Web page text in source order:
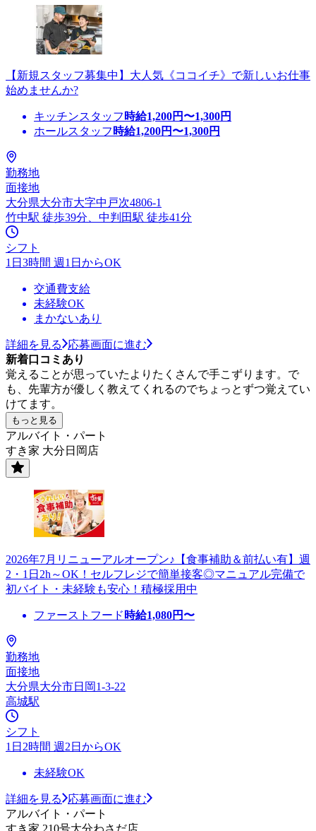
【新規スタッフ募集中】大人気《ココイチ》で新しいお仕事
始めませんか?
キッチンスタッフ 時給1,200円〜1,300円
ホールスタッフ 時給1,200円〜1,300円
勤務地
面接地
大分県大分市大字中戸次4806-1
竹中駅 徒歩39分、中判田駅 徒歩41分
シフト
1日3時間 週1日からOK
交通費支給
未経験OK
まかないあり
詳細を見る
応募画面に進む
新着口コミあり
覚えることが思っていたよりたくさんで手こずります。で
も、先輩方が優しく教えてくれるのでちょっとずつ覚えてい
けてます。
もっと見る
アルバイト・パート
すき家 大分日岡店
2026年7月リニューアルオープン♪【食事補助＆前払い有】週
2・1日2h～OK！セルフレジで簡単接客◎マニュアル完備で
初バイト・未経験も安心！積極採用中
ファーストフード 時給1,080円〜
勤務地
面接地
大分県大分市日岡1-3-22
高城駅
シフト
1日2時間 週2日からOK
未経験OK
詳細を見る
応募画面に進む
アルバイト・パート
すき家 210号大分わさだ店